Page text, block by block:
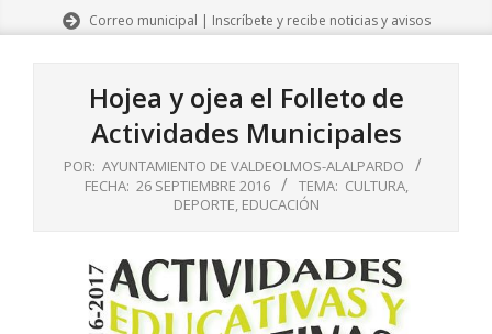
Correo municipal | Inscríbete y recibe noticias y avisos
Hojea y ojea el Folleto de
Actividades Municipales
POR: AYUNTAMIENTO DE VALDEOLMOS-ALALPARDO
FECHA: 26 SEPTIEMBRE 2016 TEMA: CULTURA,
DEPORTE, EDUCACIÓN